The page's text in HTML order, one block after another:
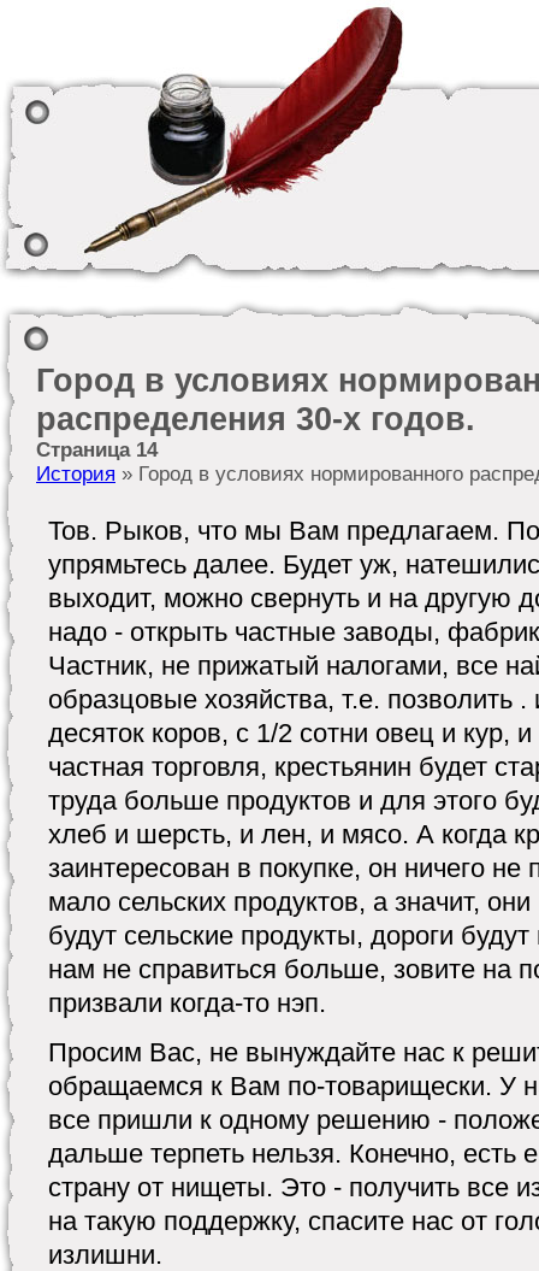
Город в условиях
распределения 30-х годов.
Страница 14
История » Город в условиях нормированного
Тов. Рыков, что мы Вам предлагаем.
упрямьтесь далее. Будет уж,
выходит, можно свернуть и на другую
надо - открыть частные заводы,
Частник, не прижатый налогами, все
образцовые хозяйства, т.е. позволить
десяток коров, с 1/2 сотни овец и кур, и
частная торговля, крестьянин будет
труда больше продуктов и для этого
хлеб и шерсть, и лен, и мясо. А когда
заинтересован в покупке, он ничего не
мало сельских продуктов, а значит,
будут сельские продукты, дороги
нам не справиться больше, зовите на
призвали когда-то нэп.
Просим Вас, не вынуждайте нас к
обращаемся к Вам по-товарищески. У
все пришли к одному решению -
дальше терпеть нельзя. Конечно, есть
страну от нищеты. Это - получить все
на такую поддержку, спасите нас от
излишни.